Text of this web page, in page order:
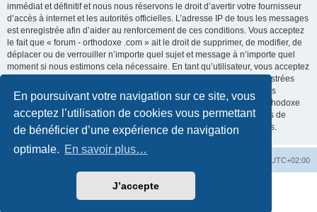
En poursuivant votre navigation sur ce site, vous
acceptez l’utilisation de cookies vous permettant
de bénéficier d’une expérience de navigation
optimale. En savoir plus…
J’accepte
immédiat et définitif et nous nous réservons le droit d’avertir votre fournisseur
d’accès à internet et les autorités officielles. L’adresse IP de tous les messages
est enregistrée afin d’aider au renforcement de ces conditions. Vous acceptez
le fait que « forum - orthodoxe .com » ait le droit de supprimer, de modifier, de
déplacer ou de verrouiller n’importe quel sujet et message à n’importe quel
moment si nous estimons cela nécessaire. En tant qu’utilisateur, vous acceptez
que toutes les informations que vous avez renseignées soient enregistrées
dans notre base de données. Bien que ces informations ne seront pas
diffusées à une tierce partie sans votre consentement, ni « forum - orthodoxe
.com », ni phpBB, ne pourront être tenus comme responsables en cas de
tentative de piratage informatique visant à compromettre vos données.
UTC+02:00
phpBB® Forum Software © phpBB Limited
©